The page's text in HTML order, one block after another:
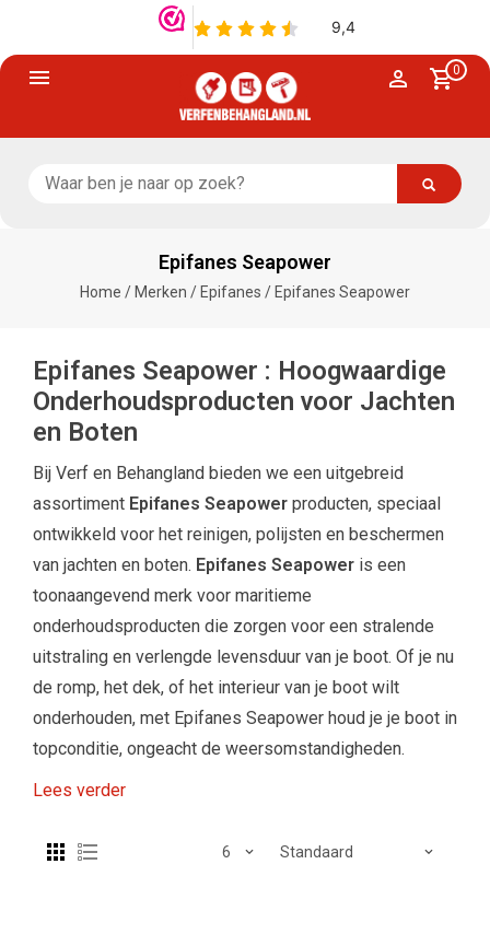
0
Epifanes Seapower
Home / Merken / Epifanes / Epifanes Seapower
Epifanes Seapower : Hoogwaardige
Onderhoudsproducten voor Jachten
en Boten
Bij Verf en Behangland bieden we een uitgebreid
assortiment Epifanes Seapower producten, speciaal
ontwikkeld voor het reinigen, polijsten en beschermen
van jachten en boten. Epifanes Seapower is een
toonaangevend merk voor maritieme
onderhoudsproducten die zorgen voor een stralende
uitstraling en verlengde levensduur van je boot. Of je nu
de romp, het dek, of het interieur van je boot wilt
onderhouden, met Epifanes Seapower houd je je boot in
topconditie, ongeacht de weersomstandigheden.
Lees verder